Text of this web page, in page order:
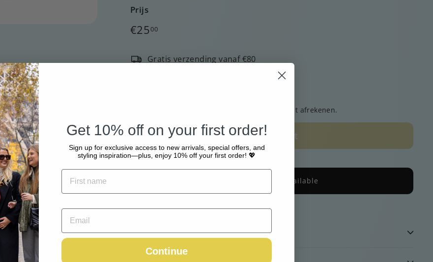
Prijs
Normale
€2500
Gratis verzending vanaf €80
Met grote zorg en liefde verzonden
berekend bij het afrekenen.
Uitverkocht
Email me when available
Get 10% off on your first order!
Sign up for exclusive access to new arrivals, special offers, and
styling inspiration—plus, enjoy 10% off your first order! 💖
Continue